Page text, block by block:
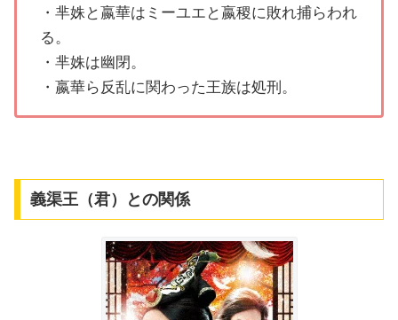
・芈姝と嬴華はミーユエと嬴稷に敗れ捕らわれ
る。
・芈姝は幽閉。
・嬴華ら反乱に関わった王族は処刑。
義渠王（君）との関係